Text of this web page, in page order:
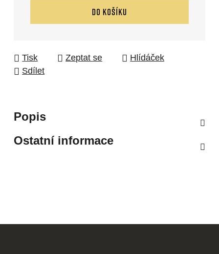
DO KOŠÍKU
Tisk Zeptat se
Hlídáček
Sdílet
Popis
Ostatní informace